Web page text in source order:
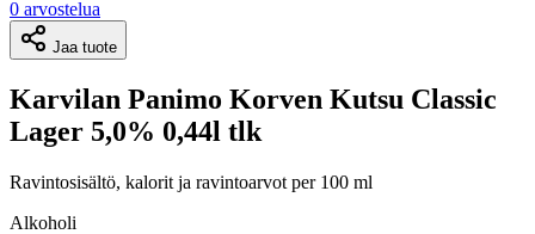
0 arvostelua
Jaa tuote
Karvilan Panimo Korven Kutsu Classic
Lager 5,0% 0,44l tlk
Ravintosisältö, kalorit ja ravintoarvot per 100 ml
Alkoholi